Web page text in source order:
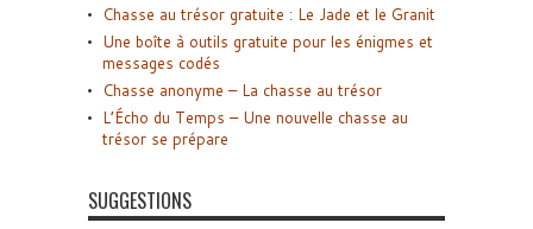
Chasse au trésor gratuite : Le Jade et le Granit
Une boîte à outils gratuite pour les énigmes et
messages codés
Chasse anonyme – La chasse au trésor
L’Écho du Temps – Une nouvelle chasse au
trésor se prépare
SUGGESTIONS